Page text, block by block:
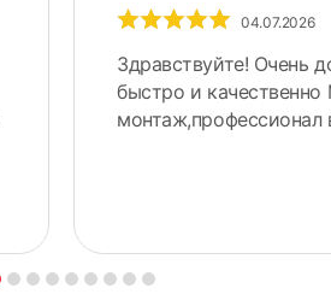
04.07.2026
Здравствуйте! Очень
быстро и
монтаж,профессионал